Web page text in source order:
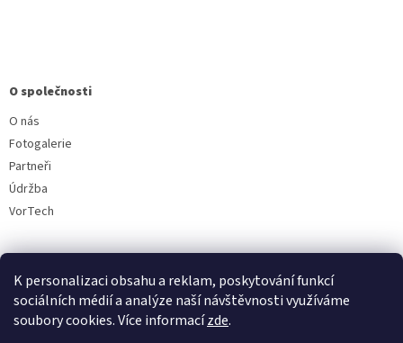
K personalizaci obsahu a reklam, poskytování funkcí
sociálních médií a analýze naší návštěvnosti využíváme
soubory cookies. Více informacízde.
O společnosti
O nás
Fotogalerie
Partneři
Údržba
VorTech